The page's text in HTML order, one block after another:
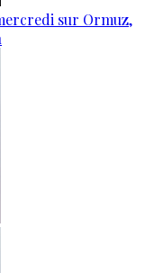
sur Ormuz,